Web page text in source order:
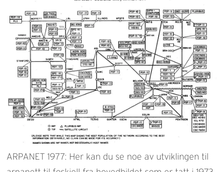
ARPANET 1977: Her kan du se noe av utviklingen til